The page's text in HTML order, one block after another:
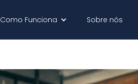
Como Funciona Sobre nós